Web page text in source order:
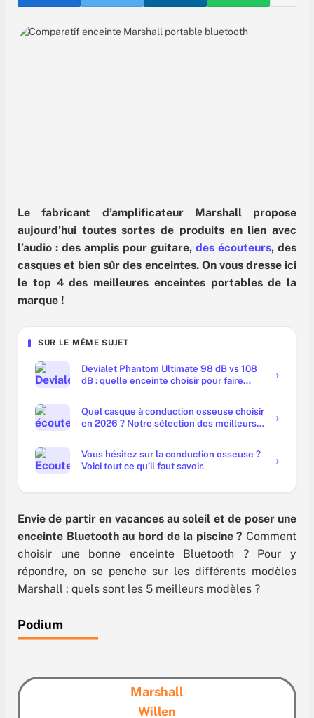
Le fabricant d’amplificateur Marshall propose
aujourd’hui toutes sortes de produits en lien avec
l’audio : des amplis pour guitare, des écouteurs, des
casques et bien sûr des enceintes. On vous dresse ici
le top 4 des meilleures enceintes portables de la
marque !
SUR LE MÊME SUJET
Devialet Phantom Ultimate 98 dB vs 108
dB : quelle enceinte choisir pour faire
Quel casque à conduction osseuse choisir
en 2026 ? Notre sélection des meilleurs
Vous hésitez sur la conduction osseuse ?
Voici tout ce qu’il faut savoir.
Envie de partir en vacances au soleil et de poser une
enceinte Bluetooth au bord de la piscine ? Comment
choisir une bonne enceinte Bluetooth ? Pour y
répondre, on se penche sur les différents modèles
Marshall : quels sont les 5 meilleurs modèles ?
Podium
Marshall
Willen